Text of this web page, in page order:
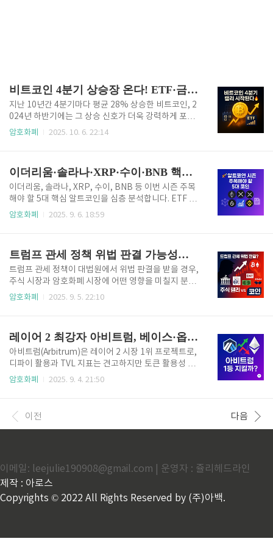
비트코인 4분기 상승장 온다! ETF·금리·미중 완화 5대 시그널 총정리
지난 10년간 4분기마다 평균 28% 상승한 비트코인, 2
024년 하반기에는 그 상승 신호가 더욱 강력하게 포착
되고 있습니다. ETF 승인, 금리 인하, APEC 정상회의,
턴지난 10년간 데이터를 보면 비트코인은 4분기 평균
28% 상승했습니다. 특히 10월은 ‘업토버(Uptobe
r)’라는 별명이 있을 정도로 꾸준히 상승세를 보였죠.20
17년 10월: +47%2020년 10월: +28%2021년 10월:
+40%11월의 평균 수익률은 무려 46.81%로, 4분기
암호화폐 2025. 10. 6. 22:14
이더리움·솔라나·XRP·수이·BNB 핵심 알트코 투자 전략 총정리
이더리움, 솔라나, XRP, 수이, BNB 등 이번 시즌 주목
해야 할 5대 핵심 알트코인을 심층 분석합니다. ETF 호
재, 업그레이드, 채택 확대 등 투자 전략을 총정리하여
이번 포스팅에서는 핵심 자산(Core Assets)과 위성 자
산(Satellite Assets) 전략을 통해 안정적으로 포트폴
리오를 운영하는 방법과, 이번 시즌 주목할 만한 5대 알
트코인을 정리했습니다.📌 투자 원칙단기 급등 코인에
올인하지 말 것 ❌탈출 계획 없는 불타기 금지 ❌핵심 자
암호화폐 2025. 9. 6. 18:59
트럼프 관세 정책 위법 판결 가능성과 코인 시장, DAT 기업에 미칠 영향
트럼프 관세 정책이 대법원에서 위법 판결을 받을 경우,
주식 시장과 암호화폐 시장에 어떤 영향을 미칠지 분석
합니다. 환급금 거래에 나선 월가의 움직임, DAT 기업
할 만한 주제를 다뤄보려고 합니다. 바로 트럼프 전 대
통령의 관세 정책이 대법원에서 위법 판결이 날 경우의
파급 효과와, 최근 규제 강화 이슈가 제기된 DAT 기업
(디지털 자산 관련 기업)의 전망입니다.주식 시장과 암
호화폐 시장은 서로 긴밀히 연결되어 있으며, 미국의 정
이번 글에서는 경제 지표, 금리 전망, 관세 정책의 법적
리스크..
암호화폐 2025. 9. 5. 22:10
레이어 2 최강자 아비트럼, 베이스·옵티미즘과의 경쟁 구도 총정리
아비트럼(Arbitrum)은 레이어 2 시장 1위 프로젝트로,
디파이 활용과 TVL 지표는 견고하지만 토큰 활용성 부
족과 경쟁 심화라는 리스크가 존재합니다. 본문에서는
서론: 아비트럼의 현재 위치암호화폐 시장에서 이더리
움 확장 솔루션인 레이어 2(Layer 2)가 주목받고 있습
까지 상승했지만, 최근에는 0.55달러 수준으로 하락하
면서 투자자들의 우려도 커졌습니다.이번 글에서는 아
비트럼의 현재 상황, 레이어 2 시장 구조, 토큰 활용성..
암호화폐 2025. 9. 4. 21:50
이전 다음
이메일: leejulie190908@gmail.com | 운영자 : 쥴리헤드라인
제작 : 아로스
Copyrights © 2022 All Rights Reserved by (주)아백.